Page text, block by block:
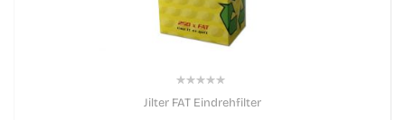
Jilter FAT Eindrehfilter